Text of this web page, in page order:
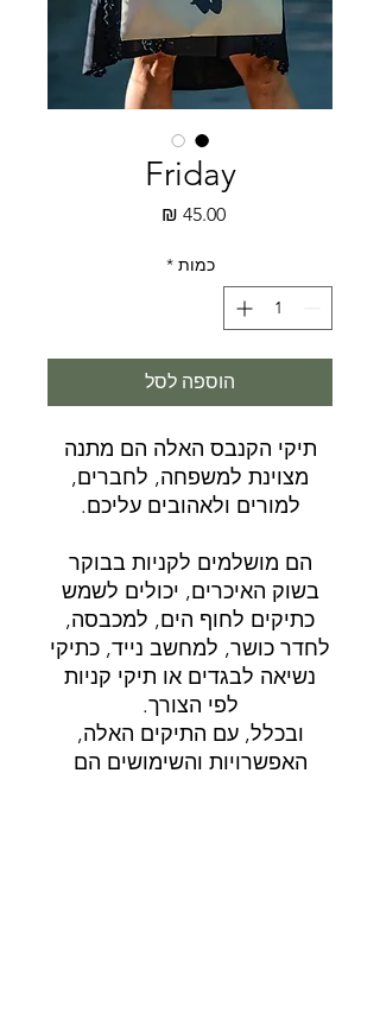
Friday
‏45.00 ‏₪
כמות *
הוספה לסל
תיקי הקנבס האלה הם מתנה
מצוינת למשפחה, לחברים,
למורים ולאהובים עליכם.
הם מושלמים לקניות בבוקר
בשוק האיכרים, יכולים לשמש
כתיקים לחוף הים, למכבסה,
לחדר כושר, למחשב נייד, כתיקי
נשיאה לבגדים או תיקי קניות
לפי הצורך.
ובכלל, עם התיקים האלה,
האפשרויות והשימושים הם